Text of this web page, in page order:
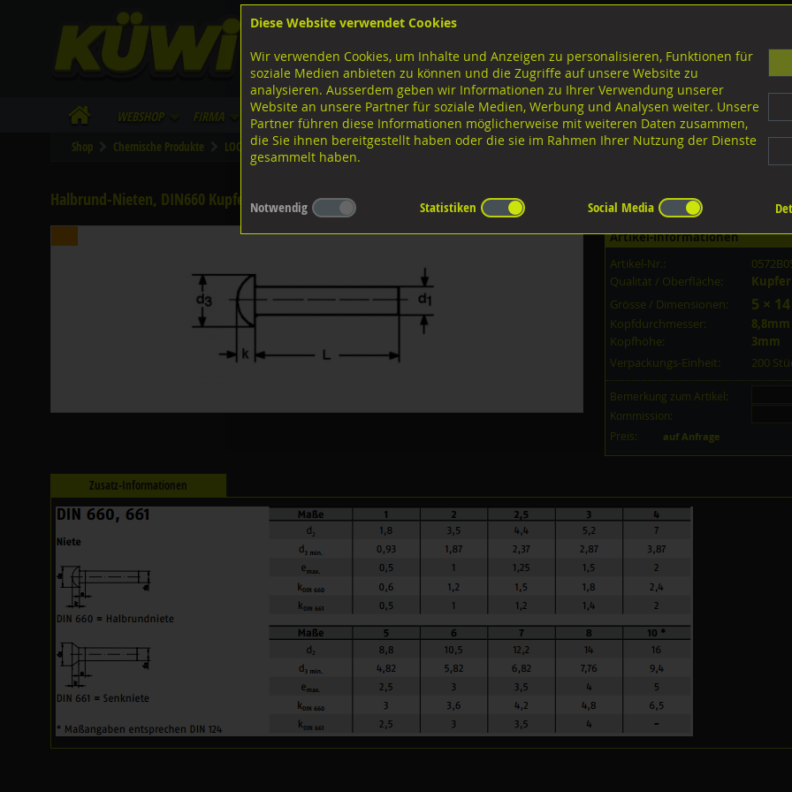
Lagerstrasse 8
Tel. 043 455 20 30
FB
IG
WebShop Firma Lieferinfo Infos/Downloads
Shop Chemische Produkte LOCTITE Industrielle Kleb- und Dichtstoffe Diverse Produkte Loctite Strukturelles Kleben
Halbrund-Nieten, DIN660 Kupfer 5x14
Artikel-Informationen
Artikel-Nr.:
Qualität / Oberfläche:
Kupfer
Grösse / Dimensionen:
5 × 14
Kopfdurchmesser:
8,8mm
Kopfhöhe:
3mm
Verpackungs-Einheit:
200
Bemerkung zum Artikel:
Kommission:
Preis:
auf Anfrage
Zusatz-Informationen
Diese Website verwendet Cookies
Wir verwenden Cookies, um Inhalte und Anzeigen zu personalisieren, Funktionen für
soziale Medien anbieten zu können und die Zugriffe auf unsere Website zu
analysieren. Ausserdem geben wir Informationen zu Ihrer Verwendung unserer
Website an unsere Partner für soziale Medien, Werbung und Analysen weiter. Unsere
Partner führen diese Informationen möglicherweise mit weiteren Daten zusammen,
die Sie ihnen bereitgestellt haben oder die sie im Rahmen Ihrer Nutzung der Dienste
gesammelt haben.
Notwendig Statistiken Social Media